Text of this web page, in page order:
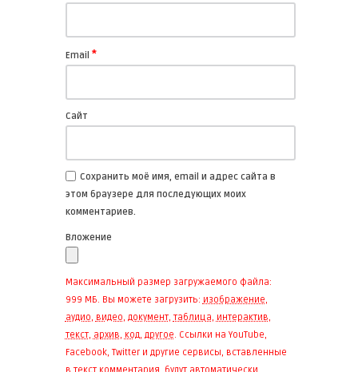
Email *
Сайт
Сохранить моё имя, email и адрес сайта в
этом браузере для последующих моих
комментариев.
Вложение
Максимальный размер загружаемого файла:
999 МБ. Вы можете загрузить: изображение,
аудио, видео, документ, таблица, интерактив,
текст, архив, код, другое. Ссылки на YouTube,
Facebook, Twitter и другие сервисы, вставленные